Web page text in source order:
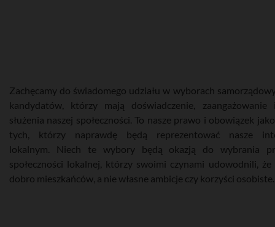
Zachęcamy do świadomego udziału w wyborach
kandydatów, którzy mają doświadczenie,
służenia naszej społeczności. To nasze prawo i obowiązek
tych, którzy naprawdę będą reprezentować nasze
lokalnym. Niech te wybory będą okazją do wybrania
społeczności lokalnej, którzy swoimi czynami udowodnili,
dobro mieszkańców, a nie własne ambicje czy korzyści osobiste.